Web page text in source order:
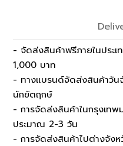
- จัดส่งสินค้าฟรีภายในประ
1,000 บาท
- ทางแบรนด์จัดส่งสินค้าวัน
นักขัตฤกษ์
- การจัดส่งสินค้าในกรุงเทพ
ประมาณ 2-3 วัน
- การจัดส่งสินค้าไปต่างจังห